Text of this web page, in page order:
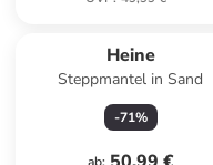
Heine
Steppmantel in Sand
-71%